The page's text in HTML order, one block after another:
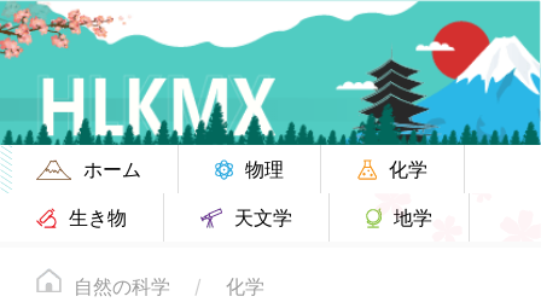
ホーム 物理
化学
生き物
天文学 地学
自然の科学 化学